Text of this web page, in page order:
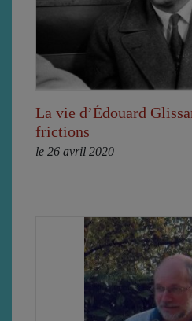
La vie d’Édouard
frictions
le 26 avril 2020